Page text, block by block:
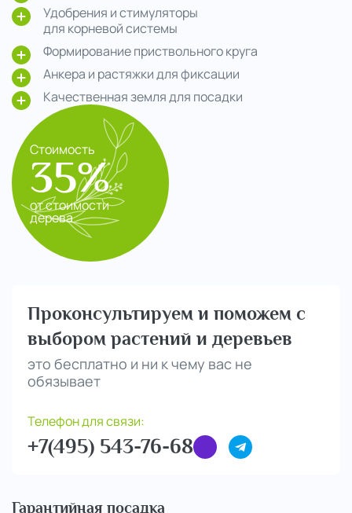
Удобрения и стимуляторы
для корневой системы
Формирование приствольного круга
Анкера и растяжки для фиксации
Качественная земля для посадки
Стоимость
35%
от стоимости
дерева
Проконсультируем и поможем с
выбором растений и деревьев
это бесплатно и ни к чему вас не
обязывает
Телефон для связи:
+7(495) 543-76-68
Гарантийная посадка